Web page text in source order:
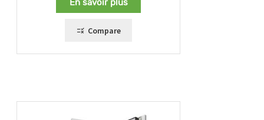
En savoir plus
Compare